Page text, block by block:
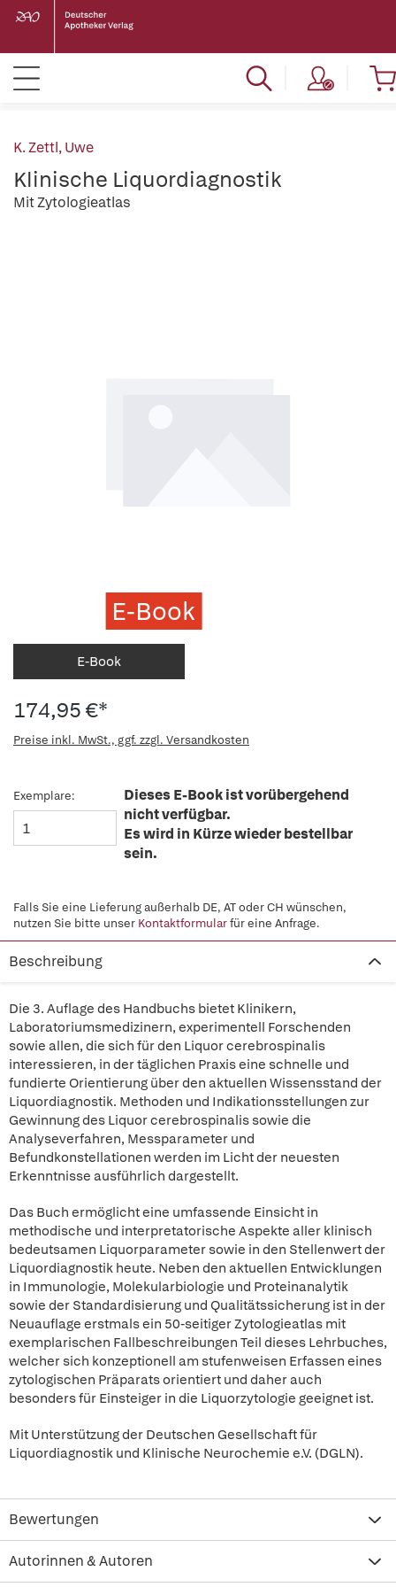
K. Zettl, Uwe
Klinische Liquordiagnostik
Mit Zytologieatlas
E-Book
E-Book
174,95 €*
Preise inkl. MwSt., ggf. zzgl. Versandkosten
Exemplare:
Dieses E-Book ist vorübergehend
nicht verfügbar.
Es wird in Kürze wieder bestellbar
sein.
Falls Sie eine Lieferung außerhalb DE, AT oder CH wünschen,
nutzen Sie bitte unser Kontaktformularfür eine Anfrage.
Beschreibung
Die 3. Auflage des Handbuchs bietet Klinikern,
Laboratoriumsmedizinern, experimentell Forschenden
sowie allen, die sich für den Liquor cerebrospinalis
interessieren, in der täglichen Praxis eine schnelle und
fundierte Orientierung über den aktuellen Wissensstand der
Liquordiagnostik. Methoden und Indikationsstellungen zur
Gewinnung des Liquor cerebrospinalis sowie die
Analyseverfahren, Messparameter und
Befundkonstellationen werden im Licht der neuesten
Erkenntnisse ausführlich dargestellt.
Das Buch ermöglicht eine umfassende Einsicht in
methodische und interpretatorische Aspekte aller klinisch
bedeutsamen Liquorparameter sowie in den Stellenwert der
Liquordiagnostik heute. Neben den aktuellen Entwicklungen
in Immunologie, Molekularbiologie und Proteinanalytik
sowie der Standardisierung und Qualitätssicherung ist in der
Neuauflage erstmals ein 50-seitiger Zytologieatlas mit
exemplarischen Fallbeschreibungen Teil dieses Lehrbuches,
welcher sich konzeptionell am stufenweisen Erfassen eines
zytologischen Präparats orientiert und daher auch
besonders für Einsteiger in die Liquorzytologie geeignet ist.
Mit Unterstützung der Deutschen Gesellschaft für
Liquordiagnostik und Klinische Neurochemie e.V. (DGLN).
Bewertungen
Autorinnen & Autoren